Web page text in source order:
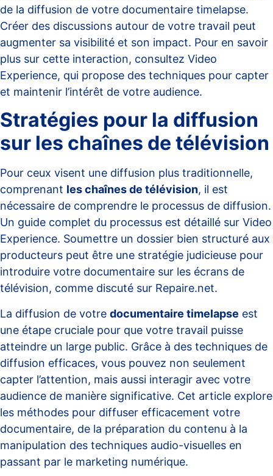
de la diffusion de votre documentaire timelapse.
Créer des discussions autour de votre travail peut
augmenter sa visibilité et son impact. Pour en savoir
plus sur cette interaction, consultez Video
Experience, qui propose des techniques pour capter
et maintenir l’intérêt de votre audience.
Stratégies pour la diffusion
sur les chaînes de télévision
Pour ceux visent une diffusion plus traditionnelle,
comprenant les chaînes de télévision, il est
nécessaire de comprendre le processus de diffusion.
Un guide complet du processus est détaillé sur Video
Experience. Soumettre un dossier bien structuré aux
producteurs peut être une stratégie judicieuse pour
introduire votre documentaire sur les écrans de
télévision, comme discuté sur Repaire.net.
La diffusion de votre documentaire timelapse est
une étape cruciale pour que votre travail puisse
atteindre un large public. Grâce à des techniques de
diffusion efficaces, vous pouvez non seulement
capter l’attention, mais aussi interagir avec votre
audience de manière significative. Cet article explore
les méthodes pour diffuser efficacement votre
documentaire, de la préparation du contenu à la
manipulation des techniques audio-visuelles en
passant par le marketing numérique.